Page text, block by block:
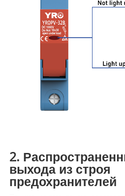
2.
выхода из строя
предохранителей